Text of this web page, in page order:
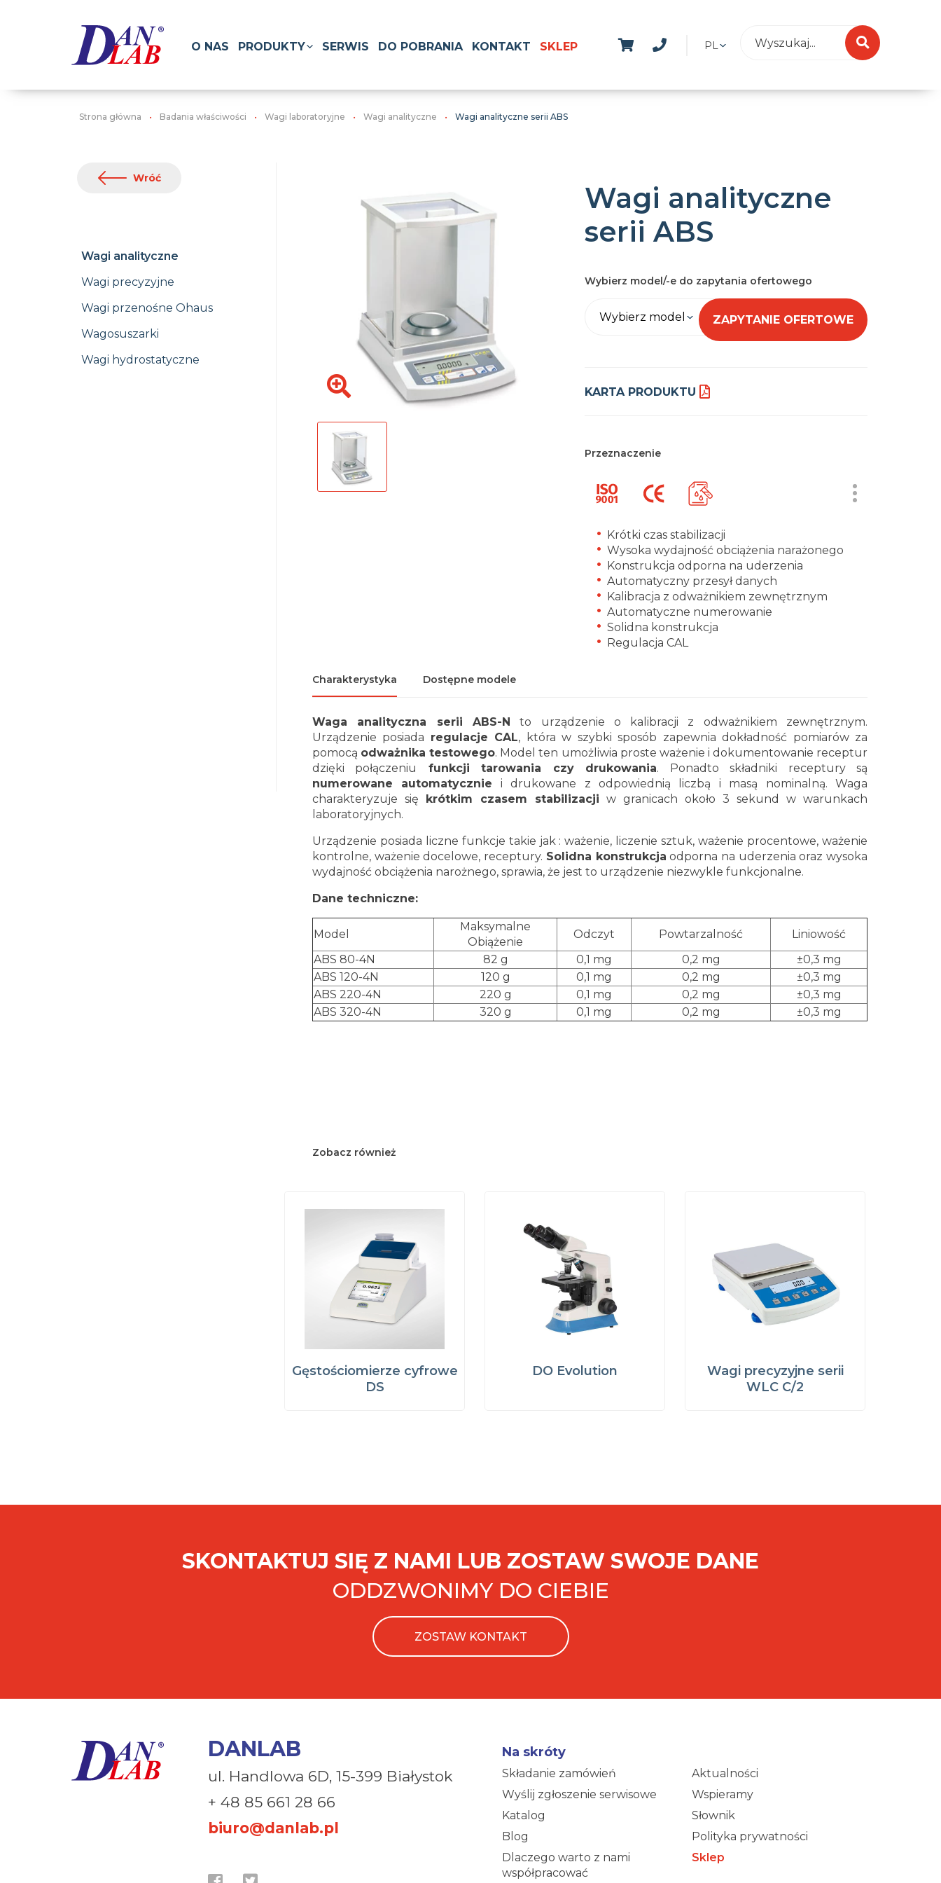
PL
O NAS PRODUKTY SERWIS DO POBRANIA KONTAKT SKLEP
Strona główna Badania właściwości Wagi laboratoryjne Wagi analityczne Wagi analityczne serii ABS
Wróć
Wagi analityczne
Wagi precyzyjne
Wagi przenośne Ohaus
Wagosuszarki
Wagi hydrostatyczne
Wagi analityczne
serii ABS
Wybierz model/-e do zapytania ofertowego
Wybierz model ZAPYTANIE OFERTOWE
KARTA PRODUKTU
Przeznaczenie
Krótki czas stabilizacji
Wysoka wydajność obciążenia narażonego
Konstrukcja odporna na uderzenia
Automatyczny przesył danych
Kalibracja z odważnikiem zewnętrznym
Automatyczne numerowanie
Solidna konstrukcja
Regulacja CAL
Charakterystyka Dostępne modele
Waga analityczna serii ABS-N to urządzenie o kalibracji z odważnikiem zewnętrznym.
Urządzenie posiada regulacje CAL, która w szybki sposób zapewnia dokładność pomiarów za
pomocą odważnika testowego. Model ten umożliwia proste ważenie i dokumentowanie receptur
dzięki połączeniu
funkcji tarowania czy drukowania. Ponadto składniki receptury są
numerowane automatycznie i drukowane z odpowiednią liczbą i masą nominalną. Waga
charakteryzuje się krótkim czasem stabilizacji w granicach około 3 sekund w warunkach
laboratoryjnych.
Urządzenie posiada liczne funkcje takie jak : ważenie, liczenie sztuk, ważenie procentowe, ważenie
kontrolne, ważenie docelowe, receptury. Solidna konstrukcja odporna na uderzenia oraz wysoka
wydajność obciążenia narożnego, sprawia, że jest to urządzenie niezwykle funkcjonalne.
Dane techniczne:
Model
Maksymalne
Obiążenie
Odczyt Powtarzalność
Liniowość
ABS 80-4N
82 g 0,1 mg 0,2 mg
±0,3 mg
ABS 120-4N
120 g 0,1 mg 0,2 mg
±0,3 mg
ABS 220-4N
220 g 0,1 mg 0,2 mg
±0,3 mg
ABS 320-4N
320 g 0,1 mg 0,2 mg ±0,3 mg
Zobacz również
Gęstościomierze cyfrowe
DS
DO Evolution
Wagi precyzyjne serii
WLC C/2
SKONTAKTUJ SIĘ Z NAMI LUB ZOSTAW SWOJE DANE
ODDZWONIMY DO CIEBIE
ZOSTAW KONTAKT
DANLAB
ul. Handlowa 6D, 15-399 Białystok
+ 48 85 661 28 66
biuro@danlab.pl
Na skróty
Składanie zamówień
Wyślij zgłoszenie serwisowe
Katalog
Blog
Dlaczego warto z nami
współpracować
Aktualności
Wspieramy
Słownik
Polityka prywatności
Sklep